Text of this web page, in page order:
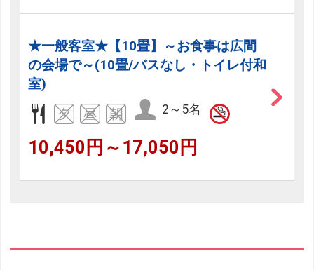
★一般客室★【10畳】～お食事は広間
の会場で～(10畳/バスなし・トイレ付和
室)
2～5名
10,450円～17,050円